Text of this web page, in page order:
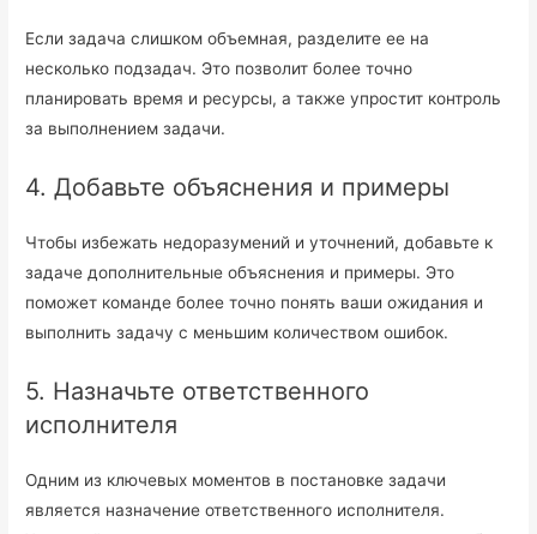
Если задача слишком объемная, разделите ее на
несколько подзадач. Это позволит более точно
планировать время и ресурсы, а также упростит контроль
за выполнением задачи.
4. Добавьте объяснения и примеры
Чтобы избежать недоразумений и уточнений, добавьте к
задаче дополнительные объяснения и примеры. Это
поможет команде более точно понять ваши ожидания и
выполнить задачу с меньшим количеством ошибок.
5. Назначьте ответственного
исполнителя
Одним из ключевых моментов в постановке задачи
является назначение ответственного исполнителя.